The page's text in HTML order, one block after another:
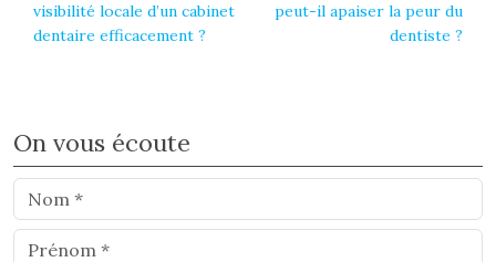
visibilité locale d’un cabinet
dentaire efficacement ?
peut-il apaiser la peur du
dentiste ?
On vous écoute